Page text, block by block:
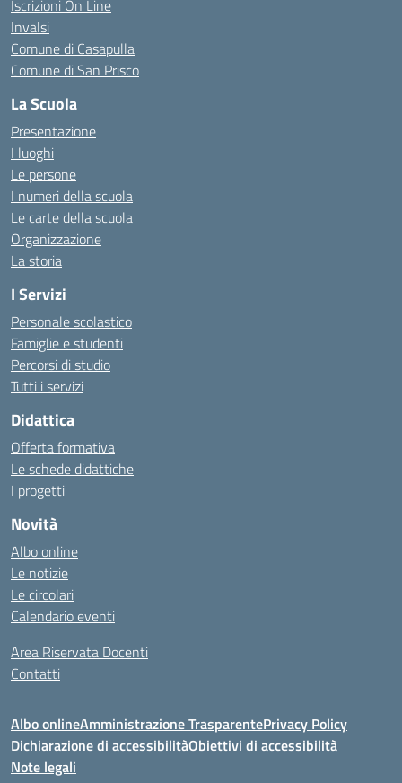
Iscrizioni On Line
Invalsi
Comune di Casapulla
Comune di San Prisco
La Scuola
Presentazione
I luoghi
Le persone
I numeri della scuola
Le carte della scuola
Organizzazione
La storia
I Servizi
Personale scolastico
Famiglie e studenti
Percorsi di studio
Tutti i servizi
Didattica
Offerta formativa
Le schede didattiche
I progetti
Novità
Albo online
Le notizie
Le circolari
Calendario eventi
Area Riservata Docenti
Contatti
Albo onlineAmministrazione TrasparentePrivacy Policy
Dichiarazione di accessibilitàObiettivi di accessibilità
Note legali